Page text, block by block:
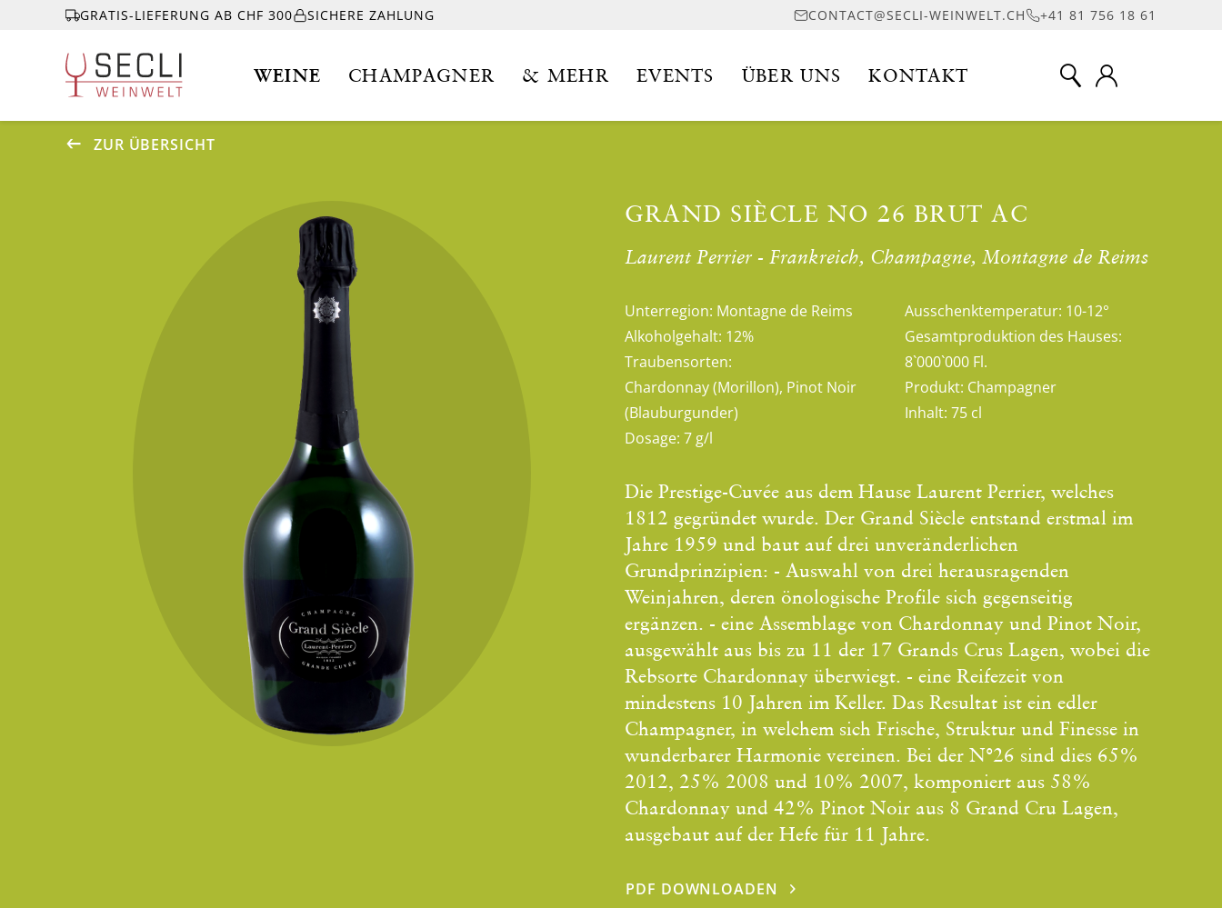
GRATIS-LIEFERUNG AB CHF 300 SICHERE ZAHLUNG CONTACT@SECLI-WEINWELT.CH +41 81 756 18 61
WEINE CHAMPAGNER & MEHR EVENTS ÜBER UNS KONTAKT
ZUR ÜBERSICHT
GRAND SIÈCLE NO 26 BRUT AC
Laurent Perrier - Frankreich, Champagne, Montagne de Reims
Unterregion: Montagne de Reims
Alkoholgehalt: 12%
Traubensorten:
Chardonnay (Morillon), Pinot Noir
(Blauburgunder)
Dosage: 7 g/l
Ausschenktemperatur: 10-12°
Gesamtproduktion des Hauses:
8`000`000 Fl.
Produkt: Champagner
Inhalt: 75 cl
Die Prestige-Cuvée aus dem Hause Laurent Perrier, welches
1812 gegründet wurde. Der Grand Siècle entstand erstmal im
Jahre 1959 und baut auf drei unveränderlichen
Grundprinzipien: - Auswahl von drei herausragenden
Weinjahren, deren önologische Profile sich gegenseitig
ergänzen. - eine Assemblage von Chardonnay und Pinot Noir,
ausgewählt aus bis zu 11 der 17 Grands Crus Lagen, wobei die
Rebsorte Chardonnay überwiegt. - eine Reifezeit von
mindestens 10 Jahren im Keller. Das Resultat ist ein edler
Champagner, in welchem sich Frische, Struktur und Finesse in
wunderbarer Harmonie vereinen. Bei der N°26 sind dies 65%
2012, 25% 2008 und 10% 2007, komponiert aus 58%
Chardonnay und 42% Pinot Noir aus 8 Grand Cru Lagen,
ausgebaut auf der Hefe für 11 Jahre.
PDF DOWNLOADEN